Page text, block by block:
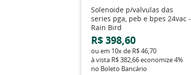
Solenoide p/valvulas das
series pga, peb e bpes 24vac -
Rain Bird
R$ 398,60
ou em 10xde R$ 46,70
à vista R$ 382,66economize4%
no Boleto Bancário